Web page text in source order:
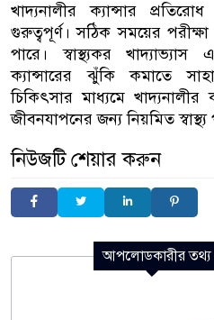
খাদ্যনালীর ক্যান্সার
গুরুত্বপূর্ণ। সঠিক সময়ের
পারে। স্বাস্থ্যকর খাদ্যাভ্যাস
ক্যান্সারের ঝুঁকি কমাতে
চিকিৎসার মাধ্যমে খাদ্যনালীর
জীবনযাপনের জন্য নিয়মিত স্বাস্থ্য
নিউজটি শেয়ার করুন
আপলোডকারীর তথ্য